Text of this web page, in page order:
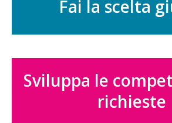
Fai la scelta
Sviluppa le
richieste